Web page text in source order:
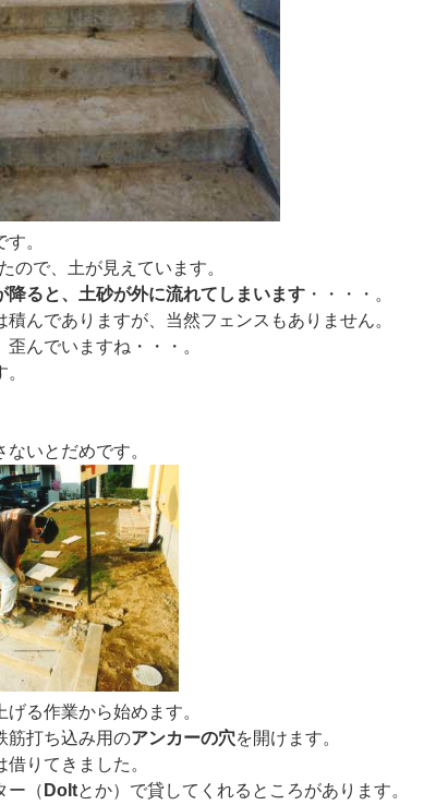
。
たので、土が見えています。
降ると、土砂が外に流れてしまいます ・・・・。
積んでありますが、当然フェンスもありません。
んでいますね・・・。
いとだめです。
る作業から始めます。
筋打ち込み用のアンカーの穴を開けます。
借りてきました。
ー（ DoItとか）で貸してくれるところがあります。